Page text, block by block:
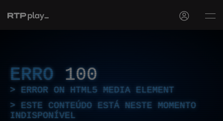
ERRO 100
ERROR ON HTML5 MEDIA ELEMENT
ESTE CONTEÚDO ESTÁ NESTE MOMENTO
INDISPONÍVEL